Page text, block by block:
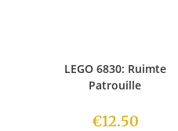
LEGO 6830: Ruimte
Patrouille
€12.50